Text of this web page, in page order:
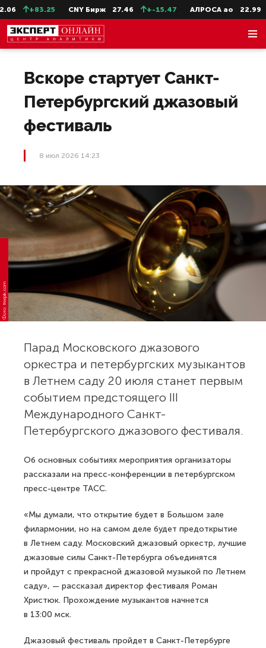
+83.25 CNY Бирж 27.46 +-15.47 АЛРОСА ао 22.99
Вскоре стартует Санкт-
Петербургский джазовый
фестиваль
8 июл 2026 14:23
Фото: freepik.com
Парад Московского джазового
оркестра и петербургских музыкантов
в Летнем саду 20 июля станет первым
событием предстоящего III
Международного Санкт-
Петербургского джазового фестиваля.
Об основных событиях мероприятия организаторы
рассказали на пресс-конференции в петербургском
пресс-центре ТАСС.
«Мы думали, что открытие будет в Большом зале
филармонии, но на самом деле будет предоткрытие
в Летнем саду. Московский джазовый оркестр, лучшие
джазовые силы Санкт-Петербурга объединятся
и пройдут с прекрасной джазовой музыкой по Летнем
саду», — рассказал директор фестиваля Роман
Христюк. Прохождение музыкантов начнется
в 13:00 мск.
Джазовый фестиваль пройдет в Санкт-Петербурге